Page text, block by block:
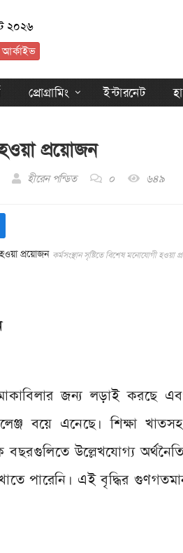
২০২৬
আর্কাইভ
প্রোগ্রামিং ইন্টারনেট
প্রয়োজন
হীরেন পন্ডিত ০ ৬৪৯
কর্মসংস্থান সৃষ্টিতে বিশেষ মনোযোগী হওয়া
জন্য লড়াই করছে
বয়ে এনেছে। শিক্ষা
উল্লেখযোগ্য অর্থনৈতিক
পারেনি। এই বৃদ্ধির